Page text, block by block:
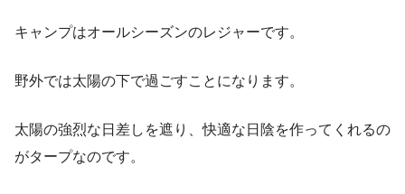
キャンプはオールシーズンのレジャーです。
野外では太陽の下で過ごすことになります。
太陽の強烈な日差しを遮り、快適な日陰を作ってくれるの
がタープなのです。